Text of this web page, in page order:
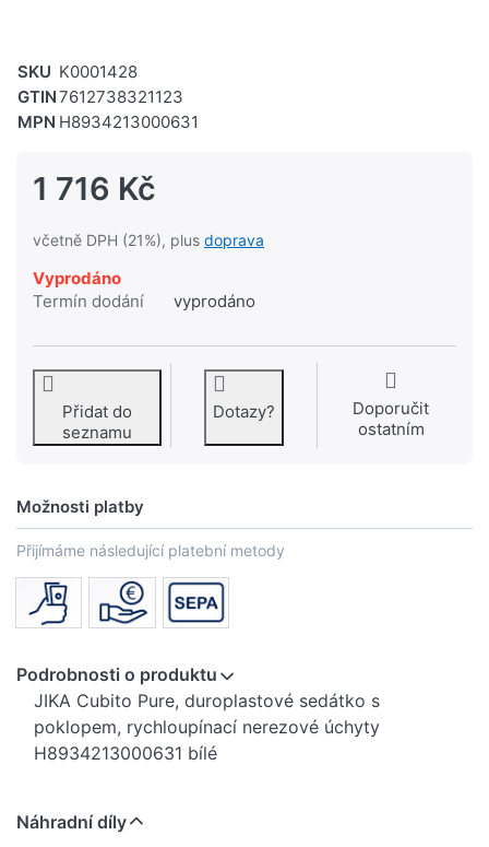
SKU K0001428
GTIN7612738321123
MPN H8934213000631
1 716 Kč
včetně DPH (21%), plus doprava
Vyprodáno
Termín dodání
vyprodáno
Přidat do
seznamu
Dotazy?
Doporučit
ostatním
Možnosti platby
Přijímáme následující platební metody
Podrobnosti o produktu
JIKA Cubito Pure, duroplastové sedátko s
poklopem, rychloupínací nerezové úchyty
H8934213000631 bílé
Náhradní díly